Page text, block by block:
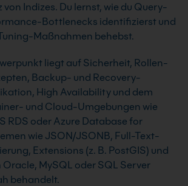
Indizes. Du lernst, wie du Query-
Bottlenecks identifizierst und
Maßnahmen behebst.
liegt auf Sicherheit, Rollen-
Backup- und Recovery-
High Availability und dem
und Cloud-Umgebungen wie
RDS oder Azure Database for
wie JSON/JSONB, Full-Text-
Extensions (z. B. PostGIS) und
MySQL oder SQL Server
behandelt.